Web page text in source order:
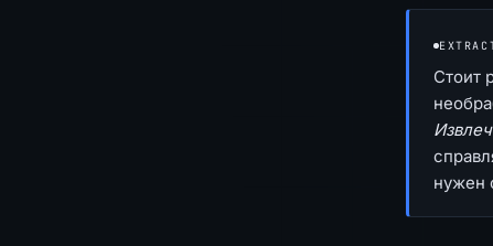
Стоит
нужен